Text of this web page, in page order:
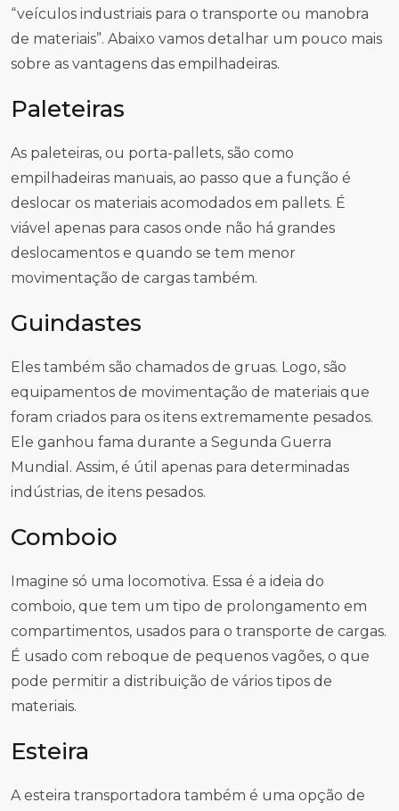
“veículos industriais para o transporte ou manobra
de materiais”. Abaixo vamos detalhar um pouco mais
sobre as vantagens das empilhadeiras.
Paleteiras
As paleteiras, ou porta-pallets, são como
empilhadeiras manuais, ao passo que a função é
deslocar os materiais acomodados em pallets. É
viável apenas para casos onde não há grandes
deslocamentos e quando se tem menor
movimentação de cargas também.
Guindastes
Eles também são chamados de gruas. Logo, são
equipamentos de movimentação de materiais que
foram criados para os itens extremamente pesados.
Ele ganhou fama durante a Segunda Guerra
Mundial. Assim, é útil apenas para determinadas
indústrias, de itens pesados.
Comboio
Imagine só uma locomotiva. Essa é a ideia do
comboio, que tem um tipo de prolongamento em
compartimentos, usados para o transporte de cargas.
É usado com reboque de pequenos vagões, o que
pode permitir a distribuição de vários tipos de
materiais.
Esteira
A esteira transportadora também é uma opção de